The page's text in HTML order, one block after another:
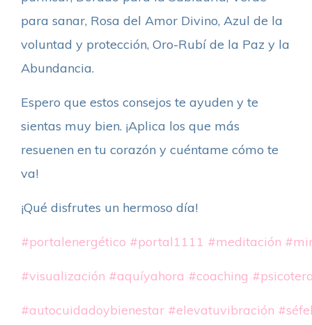
para sanar, Rosa del Amor Divino, Azul de la
voluntad y protección, Oro-Rubí de la Paz y la
Abundancia.
Espero que estos consejos te ayuden y te
sientas muy bien. ¡Aplica los que más
resuenen en tu corazón y cuéntame cómo te
va!
¡Qué disfrutes un hermoso día!
#portalenergético #portal1111 #meditación
#visualización #aquíyahora #coaching
#autocuidadoybienestar #elevatuvibración